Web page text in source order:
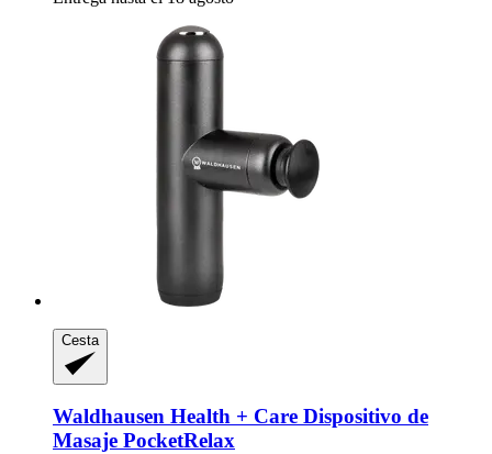
Cesta
Waldhausen Health + Care Dispositivo de
Masaje PocketRelax